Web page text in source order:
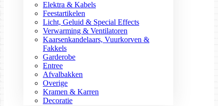
Elektra & Kabels
Feestartikelen
Licht, Geluid & Special Effects
Verwarming & Ventilatoren
Kaarsenkandelaars, Vuurkorven &
Fakkels
Garderobe
Entree
Afvalbakken
Overige
Kramen & Karren
Decoratie